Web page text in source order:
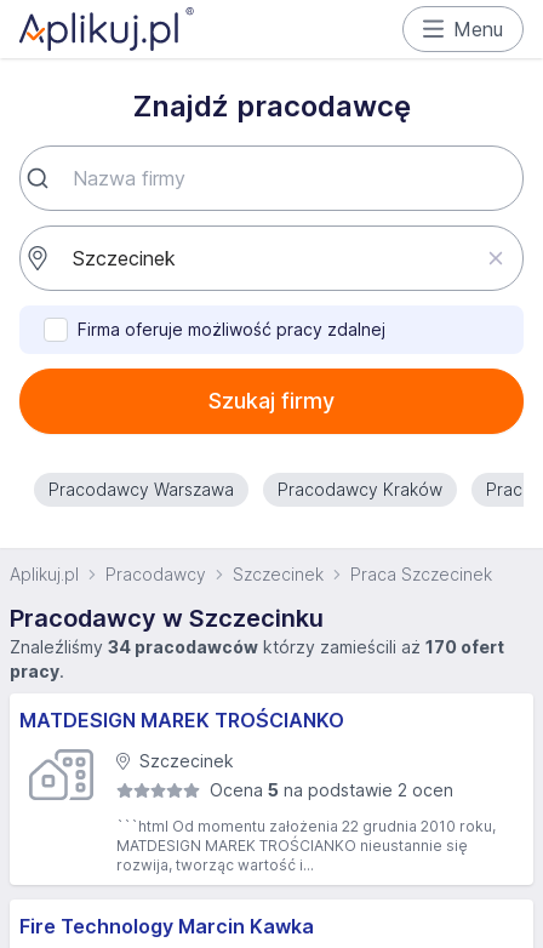
Menu
Znajdź pracodawcę
Firma oferuje możliwość pracy zdalnej
Szukaj firmy
Pracodawcy Warszawa Pracodawcy Kraków
Aplikuj.pl Pracodawcy Szczecinek Praca Szczecinek
Pracodawcy w Szczecinku
Znaleźliśmy 34 pracodawców którzy zamieścili aż 170 ofert
pracy.
MATDESIGN MAREK TROŚCIANKO
Szczecinek
Ocena 5 na podstawie 2 ocen
```html Od momentu założenia 22 grudnia 2010 roku,
MATDESIGN MAREK TROŚCIANKO nieustannie się
rozwija, tworząc wartość i...
Fire Technology Marcin Kawka